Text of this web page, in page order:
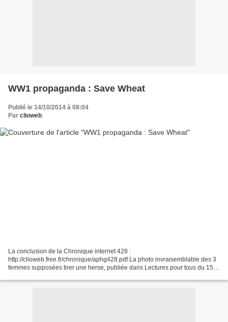
WW1 propaganda : Save Wheat
Publié le 14/10/2014 à 08:04
Par clioweb
La conclusion de la Chronique internet 428 :
http://clioweb.free.fr/chronique/aphg428.pdf La photo invraisemblable des 3
femmes supposées tirer une herse, publiée dans Lectures pour tous du 15